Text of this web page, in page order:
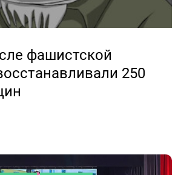
фашистской
250